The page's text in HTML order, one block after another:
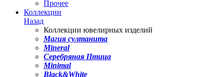
Прочее
Коллекции
Назад
Коллекции ювелирных изделий
Магия султанита
Mineral
Серебряная Птица
Minimal
Black&White